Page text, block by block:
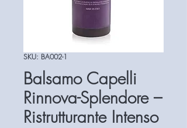
SKU: BA002-1
Balsamo Capelli
Rinnova-Splendore –
Ristrutturante Intenso